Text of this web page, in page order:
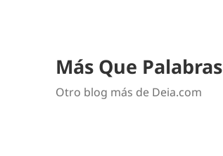
Más Que Palabras
Otro blog más de Deia.com